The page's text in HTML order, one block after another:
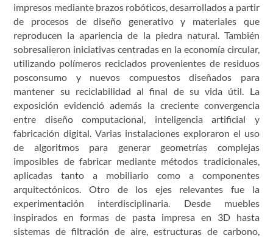
impresos mediante brazos robóticos, desarrollados a partir
de procesos de diseño generativo y materiales que
reproducen la apariencia de la piedra natural. También
sobresalieron iniciativas centradas en la economía circular,
utilizando polímeros reciclados provenientes de residuos
posconsumo y nuevos compuestos diseñados para
mantener su reciclabilidad al final de su vida útil. La
exposición evidenció además la creciente convergencia
entre diseño computacional, inteligencia artificial y
fabricación digital. Varias instalaciones exploraron el uso
de algoritmos para generar geometrías complejas
imposibles de fabricar mediante métodos tradicionales,
aplicadas tanto a mobiliario como a componentes
arquitectónicos. Otro de los ejes relevantes fue la
experimentación interdisciplinaria. Desde muebles
inspirados en formas de pasta impresa en 3D hasta
sistemas de filtración de aire, estructuras de carbono,